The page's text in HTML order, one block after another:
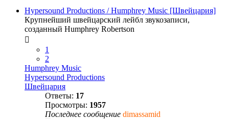
Hypersound Productions / Humphrey Music [Швейцария]
Крупнейший швейцарский лейбл звукозаписи,
созданный Humphrey Robertson
1
2
Humphrey Music
Hypersound Productions
Швейцария
Ответы: 17
Просмотры: 1957
Последнее сообщение dimassamid